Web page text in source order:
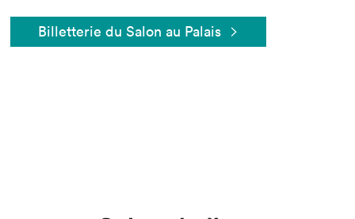
Billetterie du Salon au Palais